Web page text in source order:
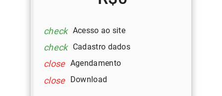
check Acesso ao site
check Cadastro dados
close Agendamento
close Download